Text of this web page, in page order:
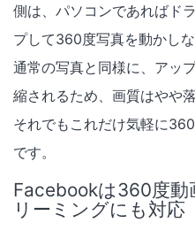
側は、パソコンであればド
プして360度写真を動かし
通常の写真と同様に、アッ
縮されるため、画質はやや
それでもこれだけ気軽に
です。
Facebookは360度動
リーミングにも対応